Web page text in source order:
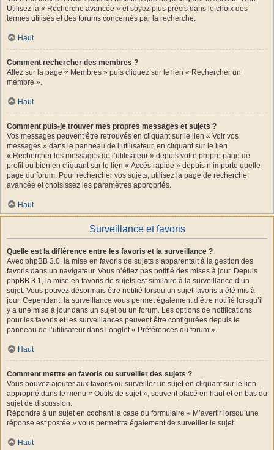
Utilisez la « Recherche avancée » et soyez plus précis dans le choix des
termes utilisés et des forums concernés par la recherche.
Haut
Comment rechercher des membres ?
Allez sur la page « Membres » puis cliquez sur le lien « Rechercher un
membre ».
Haut
Comment puis-je trouver mes propres messages et sujets ?
Vos messages peuvent être retrouvés en cliquant sur le lien « Voir vos
messages » dans le panneau de l’utilisateur, en cliquant sur le lien
« Rechercher les messages de l’utilisateur » depuis votre propre page de
profil ou bien en cliquant sur le lien « Accès rapide » depuis n’importe quelle
page du forum. Pour rechercher vos sujets, utilisez la page de recherche
avancée et choisissez les paramètres appropriés.
Haut
Surveillance et favoris
Quelle est la différence entre les favoris et la surveillance ?
Avec phpBB 3.0, la mise en favoris de sujets s’apparentait à la gestion des
favoris dans un navigateur. Vous n’étiez pas notifié des mises à jour. Depuis
phpBB 3.1, la mise en favoris de sujets est similaire à la surveillance d’un
sujet. Vous pouvez désormais être notifié lorsqu’un sujet favoris a été mis à
jour. Cependant, la surveillance vous permet également d’être notifié lorsqu’il
y a une mise à jour dans un sujet ou un forum. Les options de notifications
pour les favoris et les surveillances peuvent être configurées depuis le
panneau de l’utilisateur dans l’onglet « Préférences du forum ».
Haut
Comment mettre en favoris ou surveiller des sujets ?
Vous pouvez ajouter aux favoris ou surveiller un sujet en cliquant sur le lien
approprié dans le menu « Outils de sujet », souvent placé en haut et en bas du
sujet de discussion.
Répondre à un sujet en cochant la case du formulaire « M’avertir lorsqu’une
réponse est postée » vous permettra également de surveiller le sujet.
Haut